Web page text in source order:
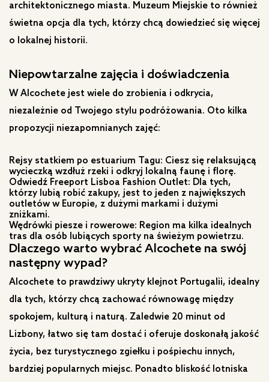
architektonicznego miasta. Muzeum Miejskie to również
świetna opcja dla tych, którzy chcą dowiedzieć się więcej
o lokalnej historii.
Niepowtarzalne zajęcia i doświadczenia
W Alcochete jest wiele do zrobienia i odkrycia,
niezależnie od Twojego stylu podróżowania. Oto kilka
propozycji niezapomnianych zajęć:
Rejsy statkiem po estuarium Tagu: Ciesz się relaksującą
wycieczką wzdłuż rzeki i odkryj lokalną faunę i florę.
Odwiedź Freeport Lisboa Fashion Outlet: Dla tych,
którzy lubią robić zakupy, jest to jeden z największych
outletów w Europie, z dużymi markami i dużymi
zniżkami.
Wędrówki piesze i rowerowe: Region ma kilka idealnych
tras dla osób lubiących sporty na świeżym powietrzu.
Dlaczego warto wybrać Alcochete na swój
następny wypad?
Alcochete to prawdziwy ukryty klejnot Portugalii, idealny
dla tych, którzy chcą zachować równowagę między
spokojem, kulturą i naturą. Zaledwie 20 minut od
Lizbony, łatwo się tam dostać i oferuje doskonałą jakość
życia, bez turystycznego zgiełku i pośpiechu innych,
bardziej popularnych miejsc. Ponadto bliskość lotniska